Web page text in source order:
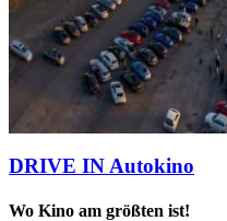
DRIVE IN Autokino
Wo Kino am größten ist!